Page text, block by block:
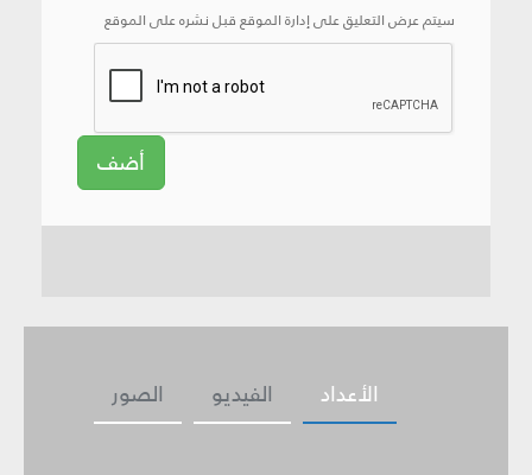
سيتم عرض التعليق على إدارة الموقع قبل نشره على الموقع
أضف
الصور الفيديو الأعداد